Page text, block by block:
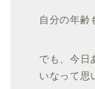
自分の年齢
でも、今日
いなって思